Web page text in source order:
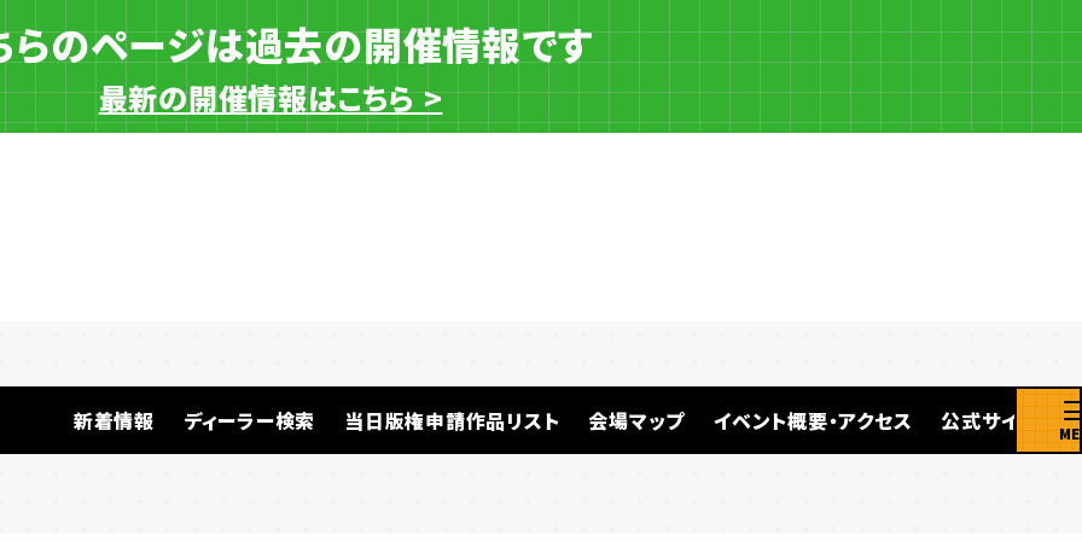
らのページは過去の開催情報です
最新の開催情報はこちら >
新着情報 ディーラー検索 当日版権申請作品リスト 会場マップ イベント概要・アクセス 公式サイト
一般ディーラー